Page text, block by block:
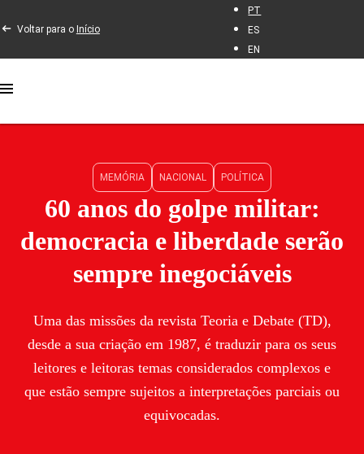
Voltar para o Início
PT
ES
EN
MEMÓRIA NACIONAL POLÍTICA
60 anos do golpe militar:
democracia e liberdade serão
sempre inegociáveis
Uma das missões da revista Teoria e Debate (TD),
desde a sua criação em 1987, é traduzir para os seus
leitores e leitoras temas considerados complexos e
que estão sempre sujeitos a interpretações parciais ou
equivocadas.